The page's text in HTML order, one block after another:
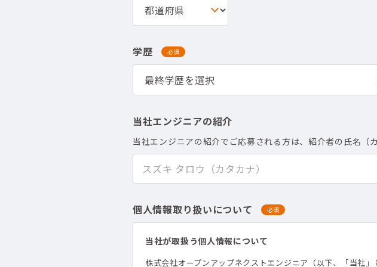
学歴 必須
当社エンジニアの紹介
当社エンジニアの紹介でご応募される方は、紹介者の氏名（
個人情報取り扱いについて 必須
当社が取扱う個人情報について
株式会社オープンアップネクストエンジニア（以下、「当社